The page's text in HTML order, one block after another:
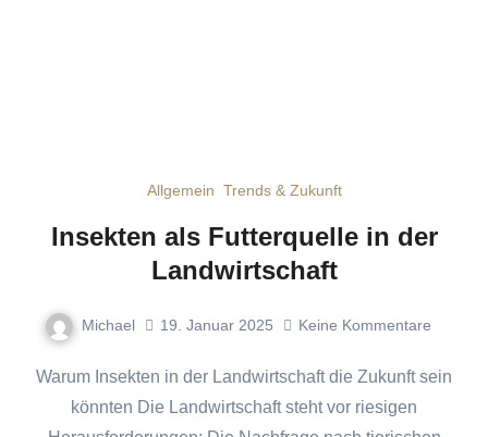
Allgemein Trends & Zukunft
Insekten als Futterquelle in der
Landwirtschaft
Michael 19. Januar 2025 Keine Kommentare
Warum Insekten in der Landwirtschaft die Zukunft sein
könnten Die Landwirtschaft steht vor riesigen